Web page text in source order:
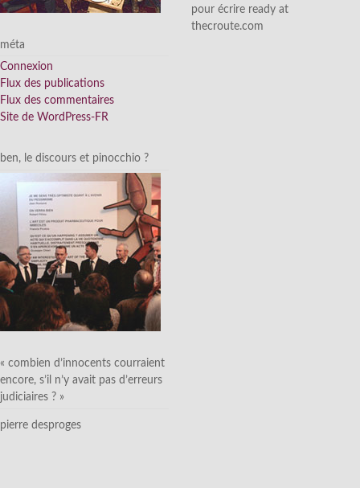
méta
Connexion
Flux des publications
Flux des commentaires
Site de WordPress-FR
ben, le discours et pinocchio ?
« combien d’innocents courraient
encore, s’il n’y avait pas d’erreurs
judiciaires ? »
pierre desproges
pour écrire ready at
thecroute.com